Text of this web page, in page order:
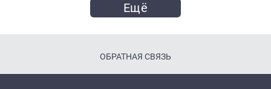
Ещё
ОБРАТНАЯ СВЯЗЬ